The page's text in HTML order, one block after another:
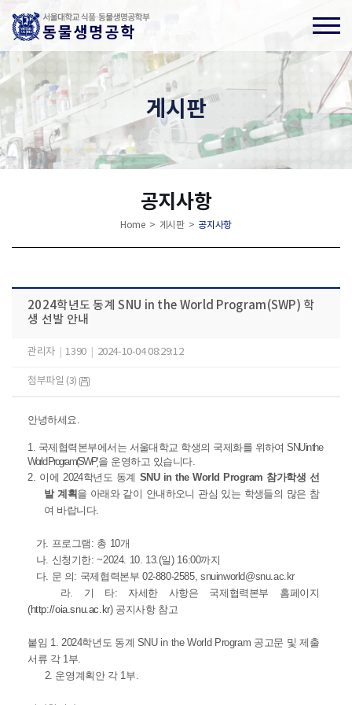
게시판
공지사항
Home > 게시판 > 공지사항
2024학년도 동계 SNU in the World Program(SWP) 학
생 선발 안내
관리자 1390 2024-10-04 08:29:12
첨부파일 (3)
안녕하세요.
1. 국제협력본부에서는 서울대학교 학생의 국제화를 위하여SNU in the
World Program(SWP)을 운영하고 있습니다.
2. 이에2024학년도 동계 SNU in the World Program 참가학생 선
발 계획 을 아래와 같이 안내하오니 관심 있는 학생들의 많은 참
여 바랍니다.
가. 프로그램: 총 10개
나. 신청기한: ~2024. 10. 13.(일) 16:00까지
다. 문 의: 국제협력본부 02-880-2585, snuinworld@snu.ac.kr
라. 기 타: 자세한 사항은 국제협력본부 홈페이지
(http://oia.snu.ac.kr) 공지사항 참고
붙임 1. 2024학년도 동계 SNU in the World Program 공고문 및 제출
서류 각 1부.
2. 운영계획안 각 1부.